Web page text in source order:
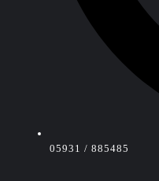
05931 / 885485